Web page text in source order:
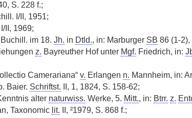
S. 228 f.;
I/II, 1951;
II, 1969;
Buchill. im 18. Jh. in Dtld., in: Marburger SB 86 (1-2),
z. Bayreuther Hof unter Mgf. Friedrich, in:
Camerariana“ v. Erlangen n. Mannheim, in:
Baier. Schriftst. II, 1, 1824, S. 158-62;
alter naturwiss. Werke, 5. Mitt., in: Btrr. z.
Taxonomic lit. II, ²1979, S. 868 f.;